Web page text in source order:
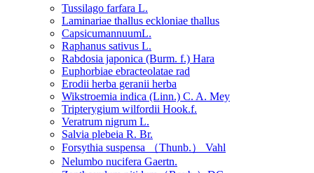
Tussilago farfara L.
Laminariae thallus eckloniae thallus
CapsicumannuumL.
Raphanus sativus L.
Rabdosia japonica (Burm. f.) Hara
Euphorbiae ebracteolatae rad
Erodii herba geranii herba
Wikstroemia indica (Linn.) C. A. Mey
Tripterygium wilfordii Hook.f.
Veratrum nigrum L.
Salvia plebeia R. Br.
Forsythia suspensa （Thunb.） Vahl
Nelumbo nucifera Gaertn.